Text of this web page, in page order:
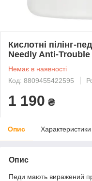
Кислотні пілінг-
Needly Anti-Trouble
Немає в наявності
Код: 8809455422595
1 190 ₴
Опис Характеристики
Опис
Педи мають виражений